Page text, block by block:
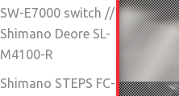
SW-E7000 switch //
Shimano Deore SL-
M4100-R
Shimano STEPS FC-